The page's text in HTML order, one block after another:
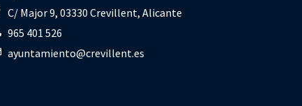
C/ Major 9, 03330 Crevillent, Alicante
965 401 526
ayuntamiento@crevillent.es